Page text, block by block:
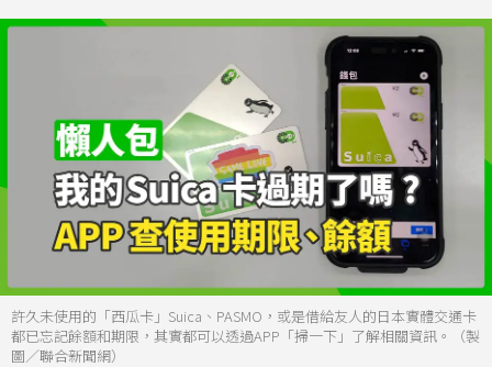
許久未使用的「西瓜卡」Suica、PASMO，或是借給友人的日本實體交通卡
都已忘記餘額和期限，其實都可以透過APP「掃一下」了解相關資訊。（製
圖／聯合新聞網）